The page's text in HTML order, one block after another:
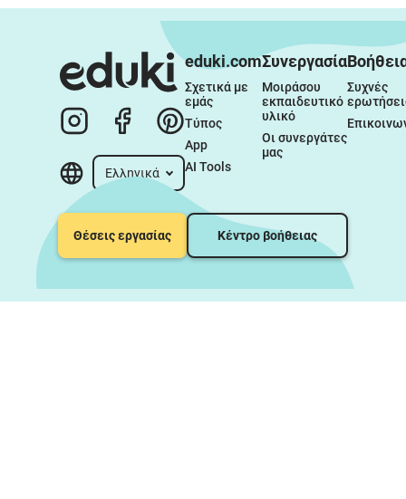
Ελληνικά
eduki.com
Σχετικά με
εμάς
Τύπος
App
AI Tools
Συνεργασία
Μοιράσου
εκπαιδευτικό
υλικό
Οι συνεργάτες
μας
Συχνές
Θέσεις εργασίας Κέντρο βοήθειας